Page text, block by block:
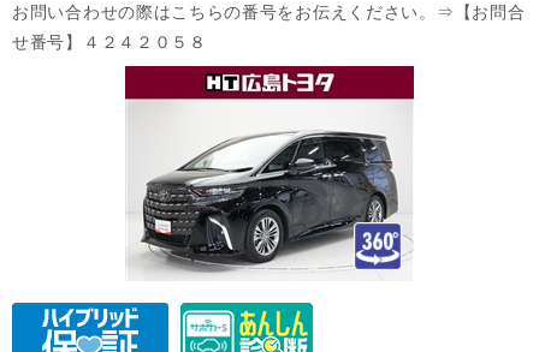
お問い合わせの際はこちらの番号をお伝えください。⇒【お問合
せ番号】４２４２０５８